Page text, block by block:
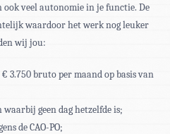
ook veel autonomie in je functie. De
waardoor het werk nog leuker
wij jou:
3.750 bruto per maand op basis van
waarbij geen dag hetzelfde is;
de CAO-PO;